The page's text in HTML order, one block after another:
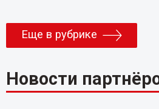
Еще в рубрике
Новости